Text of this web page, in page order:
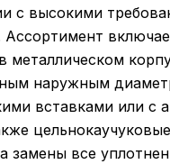
с высокими
Ассортимент
металлическом
наружным
вставками или с
замены все